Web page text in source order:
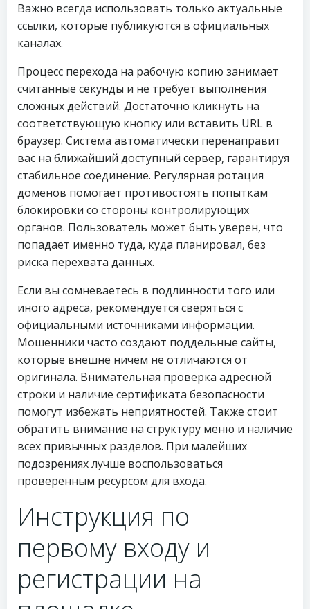
Важно всегда использовать только актуальные
ссылки, которые публикуются в официальных
каналах.
Процесс перехода на рабочую копию занимает
считанные секунды и не требует выполнения
сложных действий. Достаточно кликнуть на
соответствующую кнопку или вставить URL в
браузер. Система автоматически перенаправит
вас на ближайший доступный сервер, гарантируя
стабильное соединение. Регулярная ротация
доменов помогает противостоять попыткам
блокировки со стороны контролирующих
органов. Пользователь может быть уверен, что
попадаeт именно туда, куда планировал, без
риска перехвата данных.
Если вы сомневаетесь в подлинности того или
иного адреса, рекомендуется сверяться с
официальными источниками информации.
Мошенники часто создают поддельные сайты,
которые внешне ничем не отличаются от
оригинала. Внимательная проверка адресной
строки и наличие сертификата безопасности
помогут избежать неприятностей. Также стоит
обратить внимание на структуру меню и наличие
всех привычных разделов. При малейших
подозрениях лучше воспользоваться
проверенным ресурсом для входа.
Инструкция по
первому входу и
регистрации на